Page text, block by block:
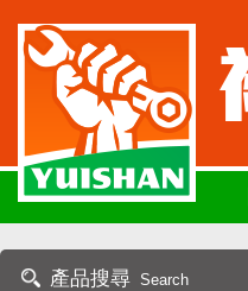
產品搜尋 Search